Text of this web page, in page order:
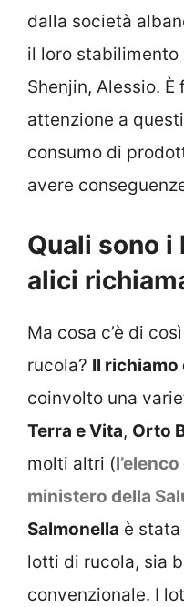
dalla società
il loro
Shenjin, Alessio.
attenzione a
consumo di
avere
Quali sono
alici
Ma cosa c’è di
rucola? Il
coinvolto una
Terra e Vita, Orto
molti altri (
ministero della
Salmonella è
lotti di rucola, sia
convenzionale. I